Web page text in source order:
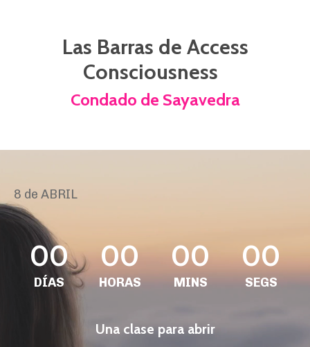
Las Barras de Access
Consciousness
Condado de Sayavedra
8 de ABRIL
00
DÍAS
00
HORAS
00
MINS
00
SEGS
Una clase para abrir